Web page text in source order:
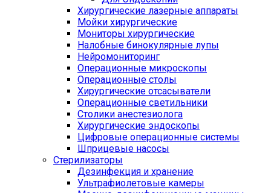
Хирургические лазерные аппараты
Мойки хирургические
Мониторы хирургические
Налобные бинокулярные лупы
Нейромониторинг
Операционные микроскопы
Операционные столы
Хирургические отсасыватели
Операционные светильники
Столики анестезиолога
Хирургические эндоскопы
Цифровые операционные системы
Шприцевые насосы
Стерилизаторы
Дезинфекция и хранение
Ультрафиолетовые камеры